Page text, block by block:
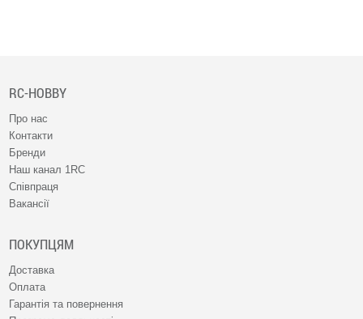
RC-HOBBY
Про нас
Контакти
Бренди
Наш канал 1RC
Співпраця
Вакансії
ПОКУПЦЯМ
Доставка
Оплата
Гарантія та повернення